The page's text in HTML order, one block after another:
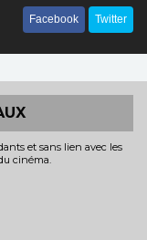
Facebook Twitter
et sans lien avec les
cinéma.